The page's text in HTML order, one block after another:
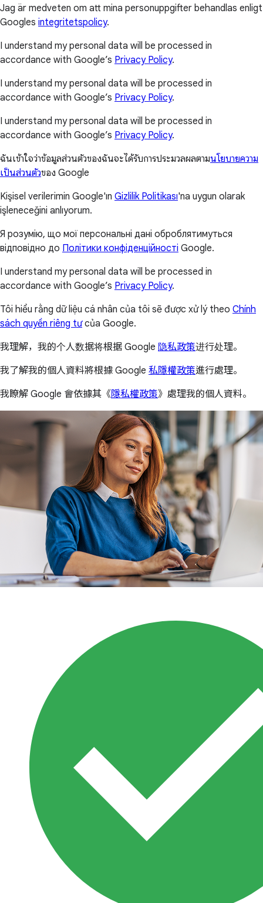
Jag är medveten om att mina personuppgifter behandlas enligt
Googles integritetspolicy.
I understand my personal data will be processed in
accordance with Google’s Privacy Policy.
I understand my personal data will be processed in
accordance with Google’s Privacy Policy.
I understand my personal data will be processed in
accordance with Google’s Privacy Policy.
ฉันเข้าใจว่าข้อมูลส่วนตัวของฉันจะได้รับการประมวลผลตามนโยบายความ
เป็นส่วนตัวของ Google
Kişisel verilerimin Google'ın Gizlilik Politikası'na uygun olarak
işleneceğini anlıyorum.
Я розумію, що мої персональні дані оброблятимуться
відповідно до Політики конфіденційності Google.
I understand my personal data will be processed in
accordance with Google’s Privacy Policy.
Tôi hiểu rằng dữ liệu cá nhân của tôi sẽ được xử lý theo Chính
sách quyền riêng tưcủa Google.
我理解，我的个人数据将根据 Google 隐私政策进行处理。
我了解我的個人資料將根據 Google 私隱權政策進行處理。
我瞭解 Google 會依據其《隱私權政策》處理我的個人資料。